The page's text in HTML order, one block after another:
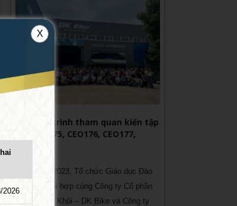
Chương trình tham quan kiến tập
lớp CEO175, CEO176, CEO177,
Ngày 25/8/2023, Tổ chức Giáo dục Đào
tạo PTI phối hợp cùng Công ty Cổ phần
xe đạp Đào Khôi – DK Bike và Công ty
X
2026